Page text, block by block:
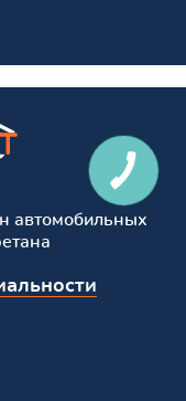
автомобильных